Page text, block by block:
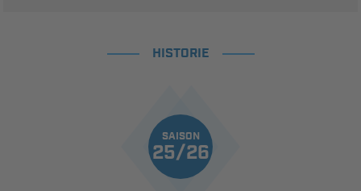
HISTORIE
SAISON
25/26